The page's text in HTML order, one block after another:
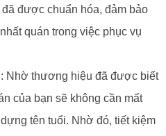
được chuẩn hóa, đảm bảo
quán trong việc phục vụ
Nhờ thương hiệu đã được biết
của bạn sẽ không cần mất
tên tuổi. Nhờ đó, tiết kiệm